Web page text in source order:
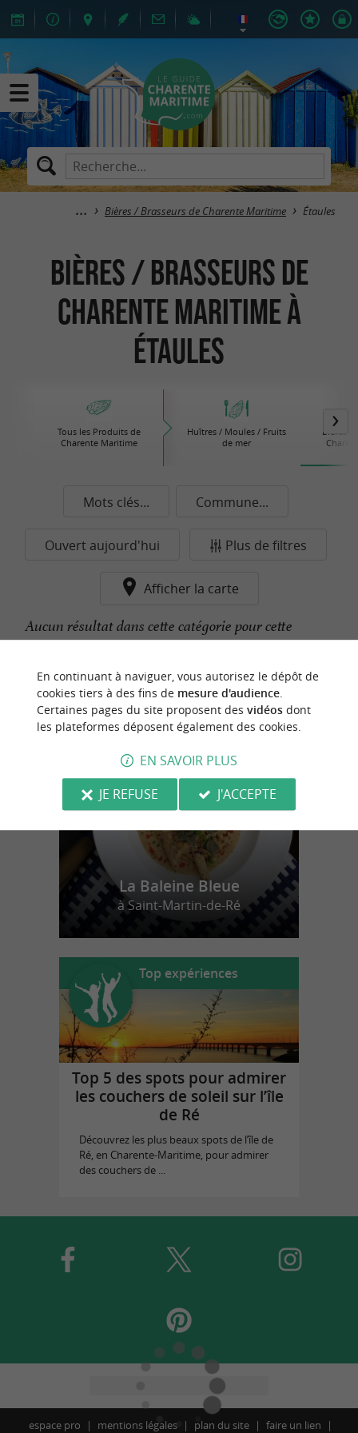
Bières / Brasseurs de Charente Maritime Étaules
Bières / Brasseurs de
Charente Maritime à
Étaules
Tous les Produits de
Charente Maritime
Huîtres / Moules / Fruits
de mer
Bières /
Mots clés... Commune...
Ouvert aujourd'hui Plus de filtres
Afficher la carte
Aucun résultat dans cette catégorie pour cette
n
o
t
r
e
c
o
u
p
d
e
c
o
e
u
r
La Baleine Bleue
à Saint-Martin-de-Ré
Top expériences
Top 5 des spots pour admirer
les couchers de soleil sur l’île
de Ré
Découvrez les plus beaux spots de l’île de
Ré, en Charente-Maritime, pour admirer
des couchers de ...
espace pro mentions légales plan du site faire un lien
En continuant à naviguer, vous autorisez le dépôt de
cookies tiers à des fins de mesure d'audience.
Certaines pages du site proposent des vidéosdont
les plateformes déposent également des cookies.
EN SAVOIR PLUS
JE REFUSE
J'ACCEPTE